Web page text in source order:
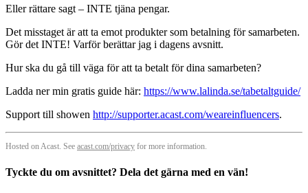
Eller rättare sagt – INTE tjäna pengar.
Det misstaget är att ta emot produkter som betalning för samarbeten.
Gör det INTE! Varför berättar jag i dagens avsnitt.​
Hur ska du gå till väga för att ta betalt för dina samarbeten?
Ladda ner min gratis guide här: https://www.lalinda.se/tabetaltguide/
Support till showen http://supporter.acast.com/weareinfluencers.
Hosted on Acast. See acast.com/privacy for more information.
Tyckte du om avsnittet? Dela det gärna med en vän!